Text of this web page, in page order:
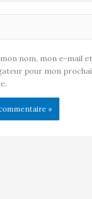
nom, mon e-mail
pour mon